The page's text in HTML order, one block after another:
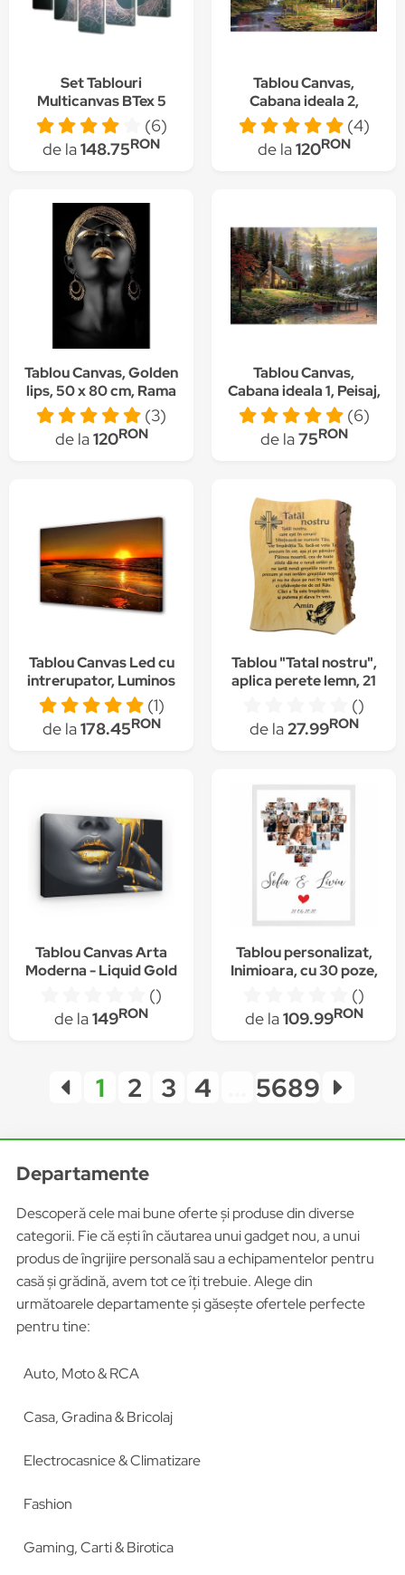
Set Tablouri
Multicanvas BTex 5
Piese Abstract
ArtDecoMag Modern
Decorativ, Sarutul, 70
(6)
de la148.75RON
Tablou Canvas,
Cabana ideala 2,
Peisaj, Toamna, Munte,
Copaci, Casuta 80 x
50 cm, Multicolor
(4)
de la120RON
Tablou Canvas, Golden
lips, 50 x 80 cm, Rama
lemn, Multicolor(3)
de la120RON
Tablou Canvas,
Cabana ideala 1, Peisaj,
60 x 40 cm, Rama
lemn, Multicolor
(6)
de la75RON
Tablou Canvas Led cu
intrerupator, Luminos
in intuneric, Premium
Art Factory TrueColor
Peisaj, Multicolor,
40 x 60 cm
(1)
de la178.45RON
Tablou "Tatal nostru",
aplica perete lemn, 21
()
de la27.99RON
Tablou Canvas Arta
Moderna - Liquid Gold
on Senzual Lips, 100 x
60 cm
()
de la149RON
Tablou personalizat,
Inimioara, cu 30 poze,
Nume, Data, din lemn
natural, cadou pentru
ziua indragostitilor,
()
de la109.99RON
1 2 3 4 5689
Departamente
Descoperă cele mai bune oferte și produse din diverse
categorii. Fie că ești în căutarea unui gadget nou, a unui
produs de îngrijire personală sau a echipamentelor pentru
casă și grădină, avem tot ce îți trebuie. Alege din
următoarele departamente și găsește ofertele perfecte
pentru tine:
Auto, Moto & RCA
Casa, Gradina & Bricolaj
Electrocasnice & Climatizare
Fashion
Gaming, Carti & Birotica